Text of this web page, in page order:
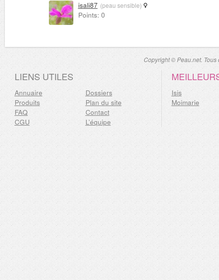
isali87 (peau sensible)
Points: 0
Copyright © Peau.net.
LIENS UTILES
Annuaire
Dossiers
Produits
Plan du site
FAQ
Contact
CGU
L’équipe
Isis
Moimarie